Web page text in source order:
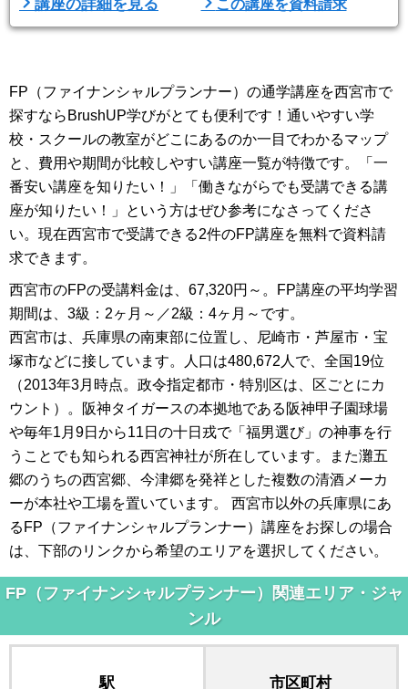
・全課目、章ごとに区切った動画となるため、すきま時間の勉強に最
・実務経験豊かな講師陣が過去の出題傾向を分析し作成したオリジナ
ル教材を使用！授業ではスライドを使用し授業を進めるため、通学・
通勤中でも勉強が可能です。
・通信でもご質問や受 ...
講座の詳細を見る この講座を資料請求
FP（ファイナンシャルプランナー）の通学講座を西宮市で
探すならBrushUP学びがとても便利です！通いやすい学
校・スクールの教室がどこにあるのか一目でわかるマップ
と、費用や期間が比較しやすい講座一覧が特徴です。「一
番安い講座を知りたい！」「働きながらでも受講できる講
座が知りたい！」という方はぜひ参考になさってくださ
い。現在西宮市で受講できる2件のFP講座を無料で資料請
求できます。
西宮市のFPの受講料金は、67,320円～。FP講座の平均学習
期間は、3級：2ヶ月～／2級：4ヶ月～です。
西宮市は、兵庫県の南東部に位置し、尼崎市・芦屋市・宝
塚市などに接しています。人口は480,672人で、全国19位
（2013年3月時点。政令指定都市・特別区は、区ごとにカ
ウント）。阪神タイガースの本拠地である阪神甲子園球場
や毎年1月9日から11日の十日戎で「福男選び」の神事を行
うことでも知られる西宮神社が所在しています。また灘五
郷のうちの西宮郷、今津郷を発祥とした複数の清酒メーカ
ーが本社や工場を置いています。 西宮市以外の兵庫県にあ
るFP（ファイナンシャルプランナー）講座をお探しの場合
は、下部のリンクから希望のエリアを選択してください。
FP（ファイナンシャルプランナー）関連エリア・ジャ
ンル
駅 市区町村